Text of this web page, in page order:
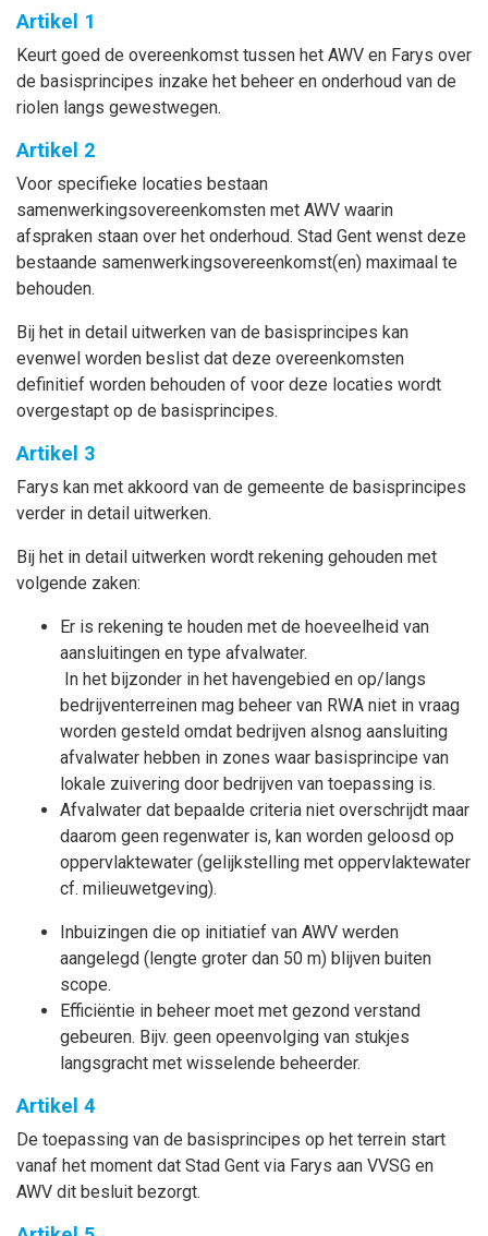
Artikel 1
Keurt goed de overeenkomst tussen het AWV en Farys over
de basisprincipes inzake het beheer en onderhoud van de
riolen langs gewestwegen.
Artikel 2
Voor specifieke locaties bestaan
samenwerkingsovereenkomsten met AWV waarin
afspraken staan over het onderhoud. Stad Gent wenst deze
bestaande samenwerkingsovereenkomst(en) maximaal te
behouden.
Bij het in detail uitwerken van de basisprincipes kan
evenwel worden beslist dat deze overeenkomsten
definitief worden behouden of voor deze locaties wordt
overgestapt op de basisprincipes.
Artikel 3
Farys kan met akkoord van de gemeente de basisprincipes
verder in detail uitwerken.
Bij het in detail uitwerken wordt rekening gehouden met
volgende zaken:
Er is rekening te houden met de hoeveelheid van
aansluitingen en type afvalwater.
In het bijzonder in het havengebied en op/langs
bedrijventerreinen mag beheer van RWA niet in vraag
worden gesteld omdat bedrijven alsnog aansluiting
afvalwater hebben in zones waar basisprincipe van
lokale zuivering door bedrijven van toepassing is.
Afvalwater dat bepaalde criteria niet overschrijdt maar
daarom geen regenwater is, kan worden geloosd op
oppervlaktewater (gelijkstelling met oppervlaktewater
cf. milieuwetgeving).
Inbuizingen die op initiatief van AWV werden
aangelegd (lengte groter dan 50 m) blijven buiten
scope.
Efficiëntie in beheer moet met gezond verstand
gebeuren. Bijv. geen opeenvolging van stukjes
langsgracht met wisselende beheerder.
Artikel 4
De toepassing van de basisprincipes op het terrein start
vanaf het moment dat Stad Gent via Farys aan VVSG en
AWV dit besluit bezorgt.